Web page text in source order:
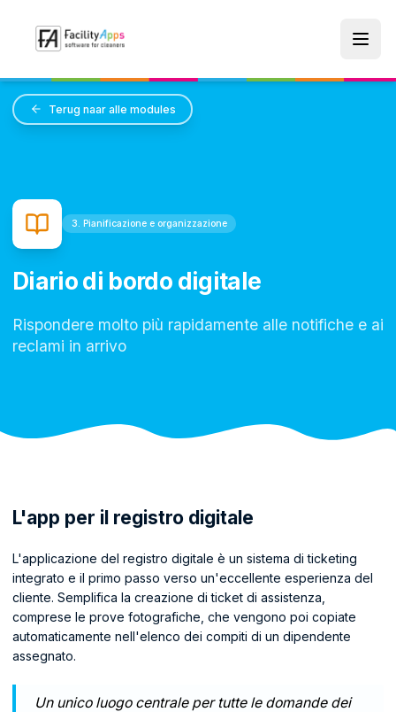
Terug naar alle modules
3. Pianificazione e organizzazione
Diario di bordo digitale
Rispondere molto più rapidamente alle notifiche e ai
reclami in arrivo
L'app per il registro digitale
L'applicazione del registro digitale è un sistema di ticketing
integrato e il primo passo verso un'eccellente esperienza del
cliente. Semplifica la creazione di ticket di assistenza,
comprese le prove fotografiche, che vengono poi copiate
automaticamente nell'elenco dei compiti di un dipendente
assegnato.
Un unico luogo centrale per tutte le domande dei